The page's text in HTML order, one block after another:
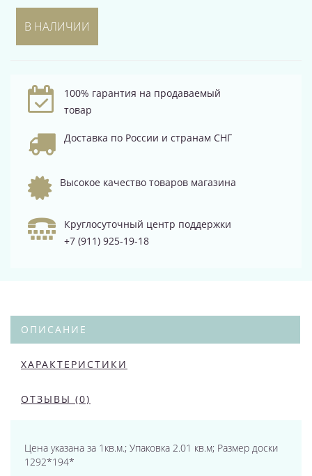
В НАЛИЧИИ
100% гарантия на продаваемый
товар
Доставка по России и странам СНГ
Высокое качество товаров магазина
Круглосуточный центр поддержки
+7 (911) 925-19-18
ОПИСАНИЕ
ХАРАКТЕРИСТИКИ
ОТЗЫВЫ (0)
Цена указана за 1кв.м.; Упаковка 2.01 кв.м; Размер доски
1292*194*